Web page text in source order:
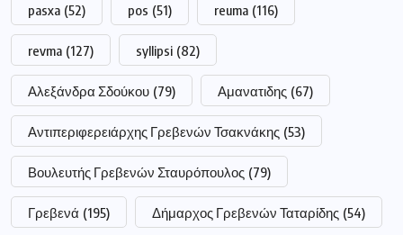
pasxa (52) pos (51) reuma (116)
revma (127) syllipsi (82)
Αλεξάνδρα Σδούκου (79) Αμανατιδης (67)
Αντιπεριφερειάρχης Γρεβενών Τσακνάκης (53)
Βουλευτής Γρεβενών Σταυρόπουλος (79)
Γρεβενά (195) Δήμαρχος Γρεβενών Ταταρίδης (54)